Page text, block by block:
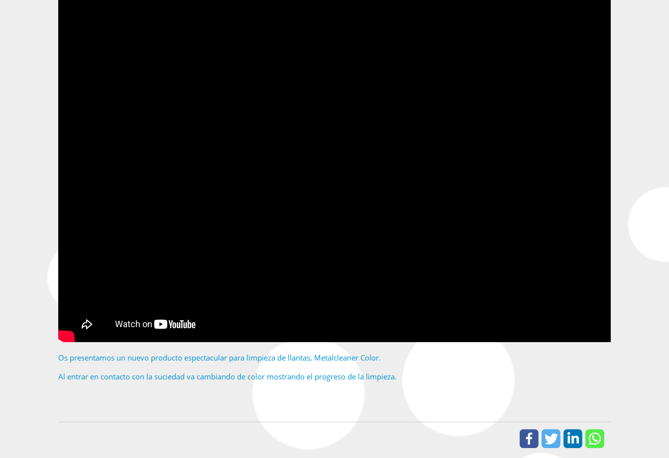
Os presentamos un nuevo producto espectacular para limpieza de llantas, Metalcleaner Color.
Al entrar en contacto con la suciedad va cambiando de color mostrando el progreso de la limpieza.